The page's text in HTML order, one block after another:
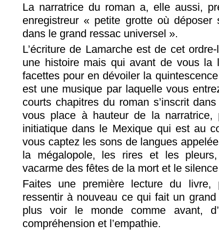
La narratrice du roman a, elle aussi,
enregistreur « petite grotte où déposer
dans le grand ressac universel ».
L’écriture de Lamarche est de cet
une histoire mais qui avant de vous la
facettes pour en dévoiler la
est une musique par laquelle vous
courts chapitres du roman s’inscrit
vous place à hauteur de la narratrice,
initiatique dans le Mexique qui est au
vous captez les sons de langues
la mégalopole, les rires et les
vacarme des fêtes de la mort et le
Faites une première lecture du
ressentir à nouveau ce qui fait un
plus voir le monde comme avant,
compréhension et l’empathie.